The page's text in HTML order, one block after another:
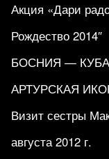
Акция «Дари
Рождество 2014″
БОСНИЯ —
АРТУРСКАЯ
Визит сестры
августа 2012 г.